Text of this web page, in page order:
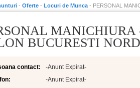
- Oferte - Locuri de Munca - PERSONAL
MANICHIURA
BUCURESTI NORD
contact:
-Anunt Expirat-
-Anunt Expirat-